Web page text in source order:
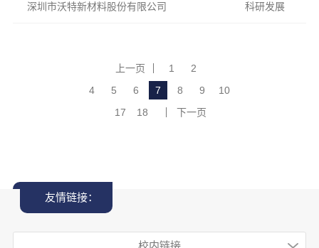
深圳市沃特新材料股份有限公司 科研发展
上一页 1
2
4
5 6 7 8 9
10
17
18 下一页
友情链接：